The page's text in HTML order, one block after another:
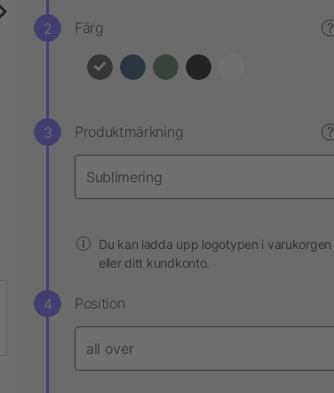
Färg ?
Produktmärkning ?
Du kan ladda upp logotypen i varukorgen
eller ditt kundkonto.
Position